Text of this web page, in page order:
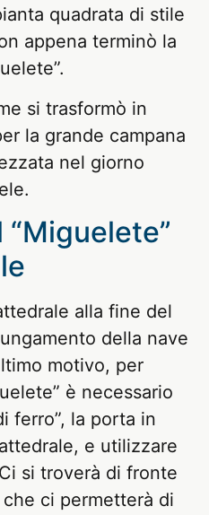
quadrata di stile
appena terminò la
si trasformò in
la grande campana
nel giorno
“Miguelete”
alla fine del
della nave
motivo, per
è necessario
ferro”, la porta in
e utilizzare
si troverà di fronte
ci permetterà di